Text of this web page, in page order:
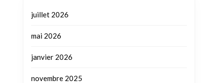
juillet 2026
mai 2026
janvier 2026
novembre 2025